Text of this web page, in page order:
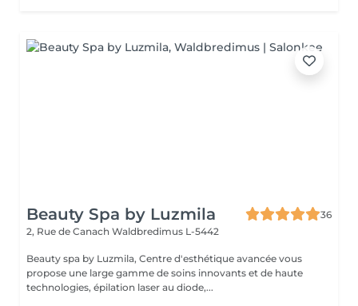
Beauty Spa by Luzmila
36
2, Rue de Canach Waldbredimus L-5442
Beauty spa by Luzmila, Centre d'esthétique avancée vous
propose une large gamme de soins innovants et de haute
technologies, épilation laser au diode,...